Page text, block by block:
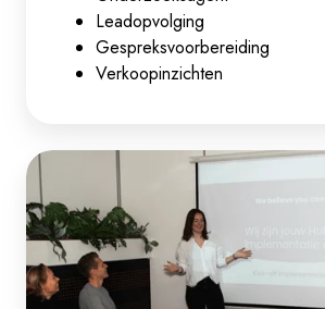
Leadopvolging
Gespreksvoorbereiding
Verkoopinzichten